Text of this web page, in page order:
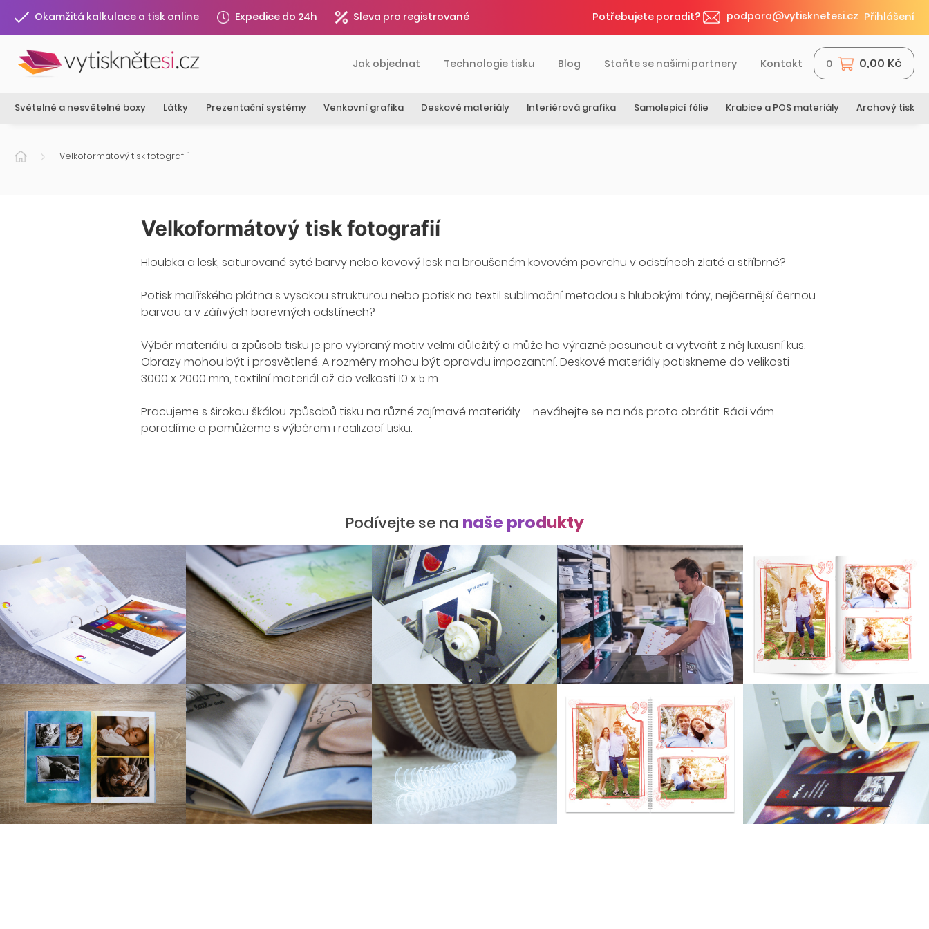
Okamžitá kalkulace a tisk online Expedice do 24h Sleva pro registrované Potřebujete poradit? podpora@vytisknetesi.cz Přihlášení
Jak objednat Technologie tisku Blog Staňte se našimi partnery Kontakt 0 0,00 Kč
Světelné a nesvětelné boxy Látky Prezentační systémy Venkovní grafika Deskové materiály Interiérová grafika Samolepicí fólie Krabice a POS materiály Archový tisk
Velkoformátový tisk fotografií
Velkoformátový tisk fotografií
Hloubka a lesk, saturované syté barvy nebo kovový lesk na broušeném kovovém povrchu v odstínech zlaté a stříbrné?
Potisk malířského plátna s vysokou strukturou nebo potisk na textil sublimační metodou s hlubokými tóny, nejčernější černou
barvou a v zářivých barevných odstínech?
Výběr materiálu a způsob tisku je pro vybraný motiv velmi důležitý a může ho výrazně posunout a vytvořit z něj luxusní kus.
Obrazy mohou být i prosvětlené. A rozměry mohou být opravdu impozantní. Deskové materiály potiskneme do velikosti
3000 x 2000 mm, textilní materiál až do velkosti 10 x 5 m.
Pracujeme s širokou škálou způsobů tisku na různé zajímavé materiály – neváhejte se na nás proto obrátit. Rádi vám
poradíme a pomůžeme s výběrem i realizací tisku.
Podívejte se na naše produkty